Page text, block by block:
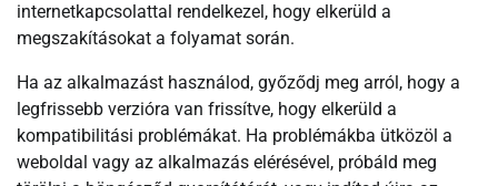
internetkapcsolattal rendelkezel, hogy elkerüld a
megszakításokat a folyamat során.
Ha az alkalmazást használod, győződj meg arról, hogy a
legfrissebb verzióra van frissítve, hogy elkerüld a
kompatibilitási problémákat. Ha problémákba ütközöl a
weboldal vagy az alkalmazás elérésével, próbáld meg